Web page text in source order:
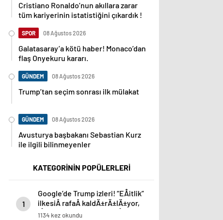
Cristiano Ronaldo’nun akıllara zarar
tüm kariyerinin istatistiğini çıkardık !
SPOR 08 Ağustos 2026
Galatasaray’a kötü haber! Monaco’dan
flaş Onyekuru kararı.
GÜNDEM 08 Ağustos 2026
Trump’tan seçim sonrası ilk mülakat
GÜNDEM 08 Ağustos 2026
Avusturya başbakanı Sebastian Kurz
ile ilgili bilinmeyenler
KATEGORİNİN POPÜLERLERİ
1
Google’de Trump izleri! “EÅitlik”
ilkesiÂ rafaÂ kaldÄ±rÄ±lÄ±yor,
iÅe alÄ±m sÃ¼reci deÄiÅiyor
1134 kez okundu